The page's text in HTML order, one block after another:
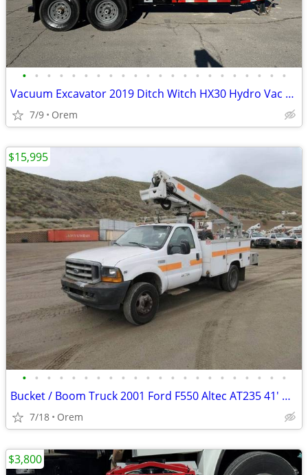
• • • • • • • • • • • • • • • • • • • • • •
Vacuum Excavator 2019 Ditch Witch HX30 Hydro Vac 500 Gallon Kubota Die
7/9 Orem
• • • • • • • • • • • • • • • • • • • • • •
Bucket / Boom Truck 2001 Ford F550 Altec AT235 41' Working Height
7/18 Orem
$15,995
$3,800